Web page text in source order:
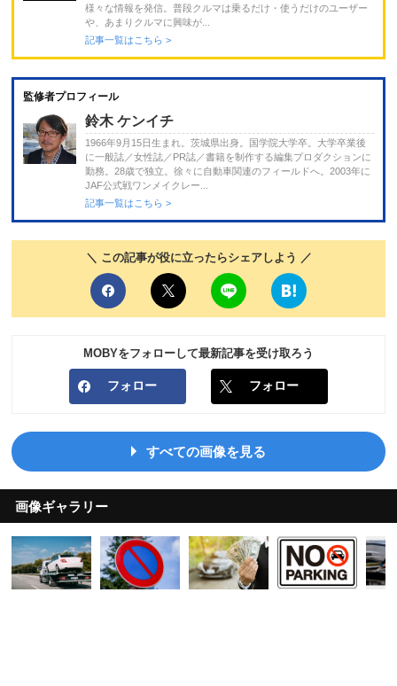
様々な情報を発信。普段クルマは乗るだけ・使うだけのユーザー
や、あまりクルマに興味が...
記事一覧はこちら >
監修者プロフィール
鈴木 ケンイチ
1966年9月15日生まれ。茨城県出身。国学院大学卒。大学卒業後
に一般誌／女性誌／PR誌／書籍を制作する編集プロダクションに
勤務。28歳で独立。徐々に自動車関連のフィールドへ。2003年に
JAF公式戦ワンメイクレー...
記事一覧はこちら >
＼ この記事が役に立ったらシェアしよう ／
MOBYをフォローして最新記事を受け取ろう
フォロー フォロー
すべての画像を見る
画像ギャラリー